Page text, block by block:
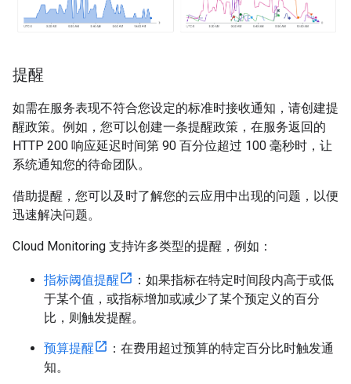
提醒
如需在服务表现不符合您设定的标准时接收通知，请创建提
醒政策。例如，您可以创建一条提醒政策，在服务返回的
HTTP 200 响应延迟时间第 90 百分位超过 100 毫秒时，让
系统通知您的待命团队。
借助提醒，您可以及时了解您的云应用中出现的问题，以便
迅速解决问题。
Cloud Monitoring 支持许多类型的提醒，例如：
指标阈值提醒
：如果指标在特定时间段内高于或低
于某个值，或指标增加或减少了某个预定义的百分
比，则触发提醒。
预算提醒
：在费用超过预算的特定百分比时触发通
知。